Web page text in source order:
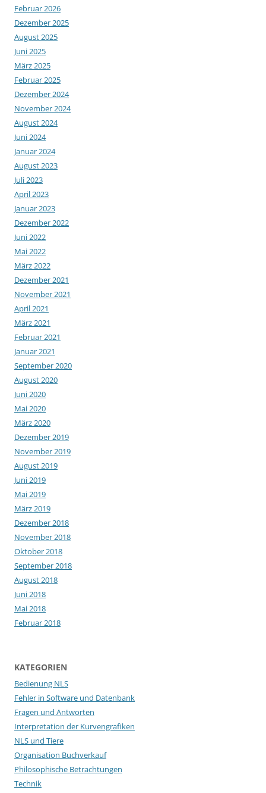
Februar 2026
Dezember 2025
August 2025
Juni 2025
März 2025
Februar 2025
Dezember 2024
November 2024
August 2024
Juni 2024
Januar 2024
August 2023
Juli 2023
April 2023
Januar 2023
Dezember 2022
Juni 2022
Mai 2022
März 2022
Dezember 2021
November 2021
April 2021
März 2021
Februar 2021
Januar 2021
September 2020
August 2020
Juni 2020
Mai 2020
März 2020
Dezember 2019
November 2019
August 2019
Juni 2019
Mai 2019
März 2019
Dezember 2018
November 2018
Oktober 2018
September 2018
August 2018
Juni 2018
Mai 2018
Februar 2018
KATEGORIEN
Bedienung NLS
Fehler in Software und Datenbank
Fragen und Antworten
Interpretation der Kurvengrafiken
NLS und Tiere
Organisation Buchverkauf
Philosophische Betrachtungen
Technik